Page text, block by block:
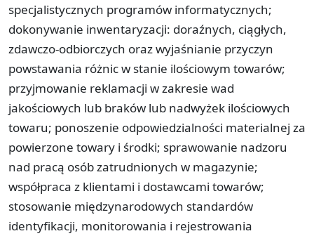
specjalistycznych programów informatycznych;
dokonywanie inwentaryzacji: doraźnych, ciągłych,
zdawczo-odbiorczych oraz wyjaśnianie przyczyn
powstawania różnic w stanie ilościowym towarów;
przyjmowanie reklamacji w zakresie wad
jakościowych lub braków lub nadwyżek ilościowych
towaru; ponoszenie odpowiedzialności materialnej za
powierzone towary i środki; sprawowanie nadzoru
nad pracą osób zatrudnionych w magazynie;
współpraca z klientami i dostawcami towarów;
stosowanie międzynarodowych standardów
identyfikacji, monitorowania i rejestrowania